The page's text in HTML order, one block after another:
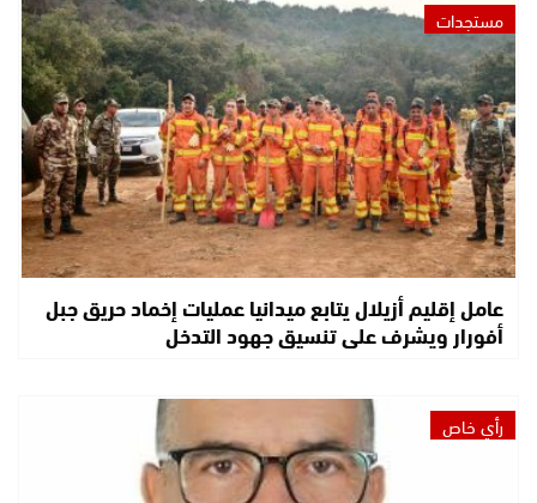
مستجدات
عامل إقليم أزيلال يتابع ميدانيا عمليات إخماد حريق جبل
أفورار ويشرف على تنسيق جهود التدخل
رأي خاص